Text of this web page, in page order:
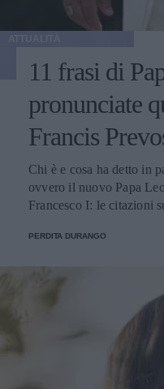
11 frasi di
pronunciate
Francis
Chi è e cosa ha detto in
ovvero il nuovo Papa
Francesco I: le citazioni
PERDITA DURANGO